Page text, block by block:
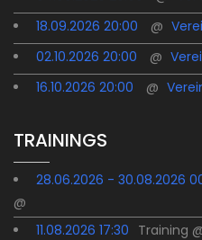
18.09.2026 20:00
@
02.10.2026 20:00
@
16.10.2026 20:00
@
TRAININGS
28.06.2026 - 30.08.2026
@
11.08.2026 17:30 Training